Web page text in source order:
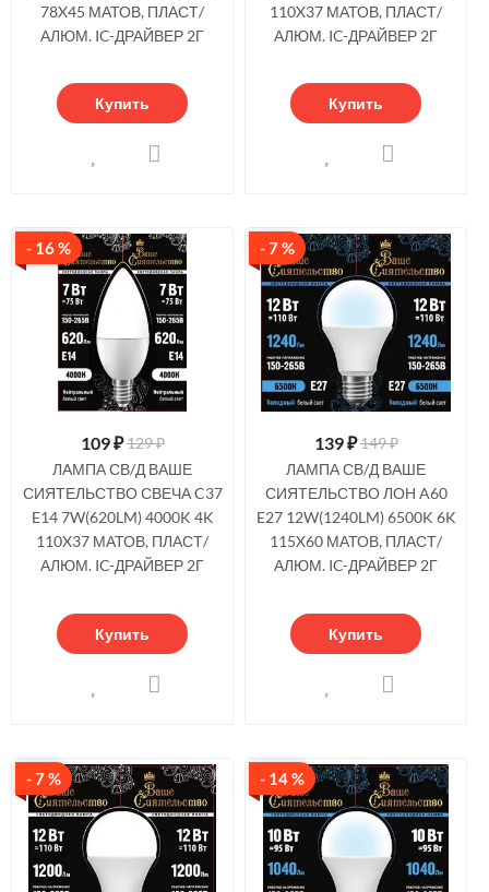
78X45 МАТОВ, ПЛАСТ/
АЛЮМ. IC-ДРАЙВЕР 2Г
Купить
110X37 МАТОВ, ПЛАСТ/
АЛЮМ. IC-ДРАЙВЕР 2Г
Купить
- 16 %
109₽129 ₽
ЛАМПА СВ/Д ВАШЕ
СИЯТЕЛЬСТВО СВЕЧА C37
E14 7W(620LM) 4000K 4K
110X37 МАТОВ, ПЛАСТ/
АЛЮМ. IC-ДРАЙВЕР 2Г
Купить
- 7 %
139₽149 ₽
ЛАМПА СВ/Д ВАШЕ
СИЯТЕЛЬСТВО ЛОН A60
E27 12W(1240LM) 6500K 6K
115X60 МАТОВ, ПЛАСТ/
АЛЮМ. IC-ДРАЙВЕР 2Г
Купить
- 7 % - 14 %